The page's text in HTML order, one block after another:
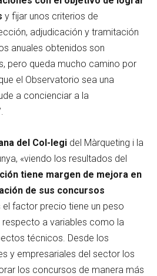
y fijar unos criterios de
adjudicación y tramitación
anuales obtenidos son
pero queda mucho camino por
el Observatorio sea una
a concienciar a la
del Col-legi del Màrqueting i la
«viendo los resultados del
tiene margen de mejora en
de sus concursos
el factor precio tiene un peso
a variables como la
técnicos. Desde los
y empresariales del sector los
los concursos de manera más